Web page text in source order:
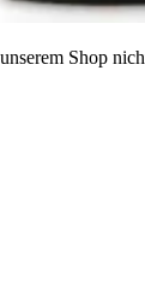
Shop